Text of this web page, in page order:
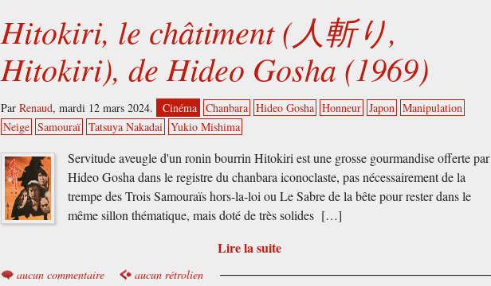
Hitokiri, le châtiment (人斬り,
Hitokiri), de Hideo Gosha (1969)
ParRenaud,mardi 12 mars 2024. Cinéma Chanbara Hideo Gosha Honneur Japon Manipulation
Neige Samouraï Tatsuya Nakadai Yukio Mishima
Servitude aveugle d'un ronin bourrin Hitokiri est une grosse gourmandise offerte par
Hideo Gosha dans le registre du chanbara iconoclaste, pas nécessairement de la
trempe des Trois Samouraïs hors-la-loi ou Le Sabre de la bête pour rester dans le
même sillon thématique, mais doté de très solides […]
Lire la suite
aucun commentaire aucun rétrolien